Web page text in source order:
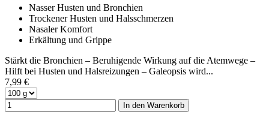
Nasser Husten und Bronchien
Trockener Husten und Halsschmerzen
Nasaler Komfort
Erkältung und Grippe
Stärkt die Bronchien – Beruhigende Wirkung auf die Atemwege –
Hilft bei Husten und Halsreizungen – Galeopsis wird...
7,99 €
In den Warenkorb